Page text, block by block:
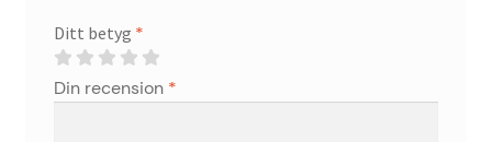
Ditt betyg *
Din recension *